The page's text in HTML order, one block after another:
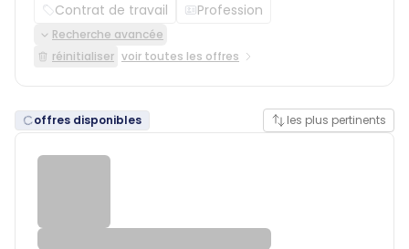
Contrat de travail Profession
Recherche avancée
réinitialiser voir toutes les offres
offres disponibles les plus pertinents